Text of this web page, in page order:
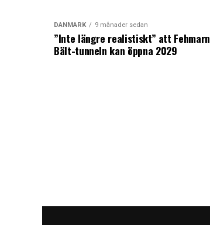
DANMARK 9 månader sedan
”Inte längre realistiskt” att Fehmarn
Bält-tunneln kan öppna 2029